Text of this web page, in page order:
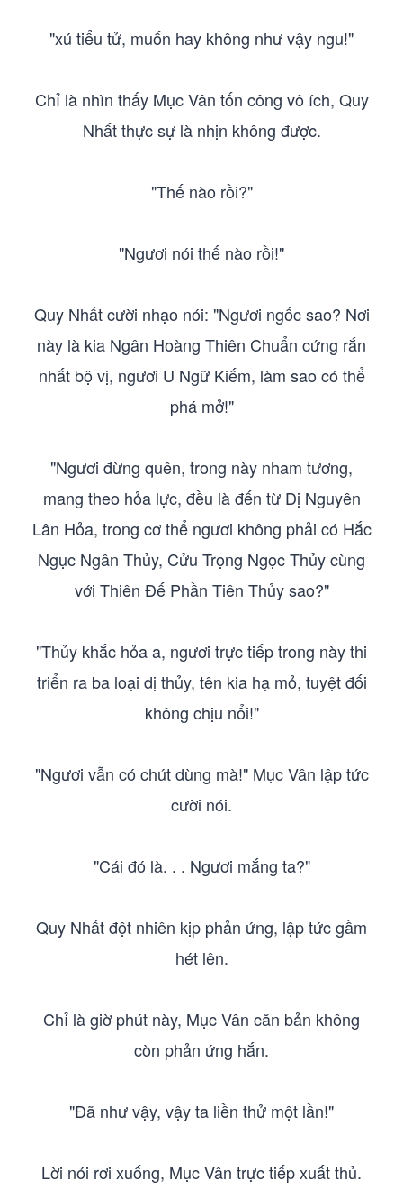
"xú tiểu tử, muốn hay không như vậy ngu!"
Chỉ là nhìn thấy Mục Vân tốn công vô ích, Quy
Nhất thực sự là nhịn không được.
"Thế nào rồi?"
"Ngươi nói thế nào rồi!"
Quy Nhất cười nhạo nói: "Ngươi ngốc sao? Nơi
này là kia Ngân Hoàng Thiên Chuẩn cứng rắn
nhất bộ vị, ngươi U Ngữ Kiếm, làm sao có thể
phá mở!"
"Ngươi đừng quên, trong này nham tương,
mang theo hỏa lực, đều là đến từ Dị Nguyên
Lân Hỏa, trong cơ thể ngươi không phải có Hắc
Ngục Ngân Thủy, Cửu Trọng Ngọc Thủy cùng
với Thiên Đế Phần Tiên Thủy sao?"
"Thủy khắc hỏa a, ngươi trực tiếp trong này thi
triển ra ba loại dị thủy, tên kia hạ mỏ, tuyệt đối
không chịu nổi!"
"Ngươi vẫn có chút dùng mà!" Mục Vân lập tức
cười nói.
"Cái đó là. . . Ngươi mắng ta?"
Quy Nhất đột nhiên kịp phản ứng, lập tức gầm
hét lên.
Chỉ là giờ phút này, Mục Vân căn bản không
còn phản ứng hắn.
"Đã như vậy, vậy ta liền thử một lần!"
Lời nói rơi xuống, Mục Vân trực tiếp xuất thủ.